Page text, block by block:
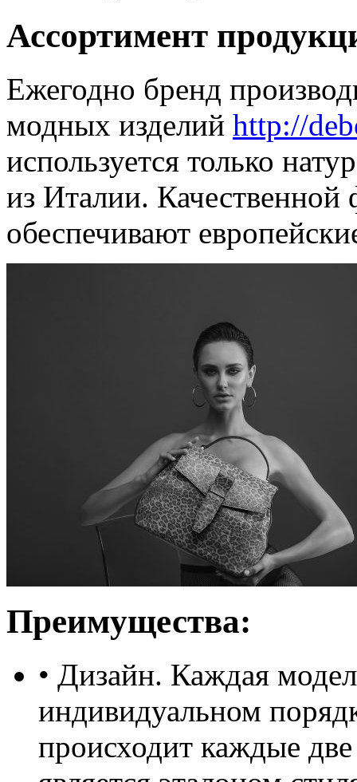
Ассортимент
Ежегодно бренд
модных изделий http://
используется только
из Италии.
обеспечивают
Преимущества:
• Дизайн. Каждая
индивидуальном
происходит каждые